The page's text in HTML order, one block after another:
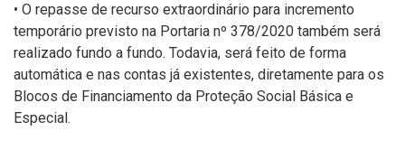
• O repasse de recurso extraordinário para incremento
temporário previsto na Portaria nº 378/2020 também será
realizado fundo a fundo. Todavia, será feito de forma
automática e nas contas já existentes, diretamente para os
Blocos de Financiamento da Proteção Social Básica e
Especial.